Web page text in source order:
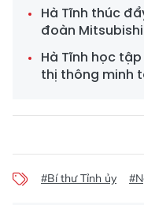
Hà Tĩnh thúc
đoàn Mitsubishi
Hà Tĩnh học
thị thông minh
#Bí thư Tỉnh ủy